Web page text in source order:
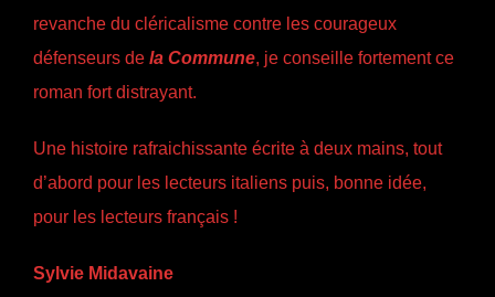
revanche du cléricalisme contre les courageux
défenseurs de la Commune , je conseille fortement ce
roman fort distrayant.
Une histoire rafraichissante écrite à deux mains, tout
d’abord pour les lecteurs italiens puis, bonne idée,
pour les lecteurs français !
Sylvie Midavaine